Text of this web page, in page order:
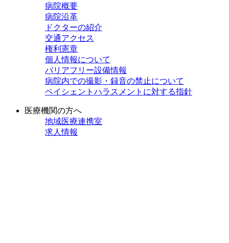
病院概要
病院沿革
ドクターの紹介
交通アクセス
権利憲章
個人情報について
バリアフリー設備情報
病院内での撮影・録音の禁止について
ペイシェントハラスメントに対する指針
医療機関の方へ
地域医療連携室
求人情報